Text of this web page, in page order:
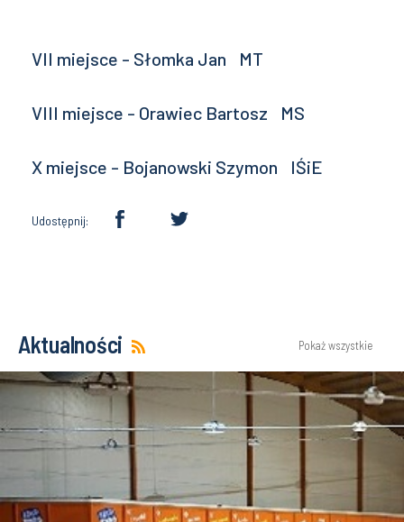
VII miejsce - Słomka Jan MT
VIII miejsce - Orawiec Bartosz MS
X miejsce - Bojanowski Szymon IŚiE
Udostępnij:
Aktualności Pokaż wszystkie